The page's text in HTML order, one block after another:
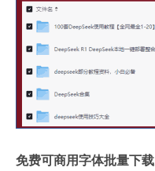
免费可商用字体批量下载